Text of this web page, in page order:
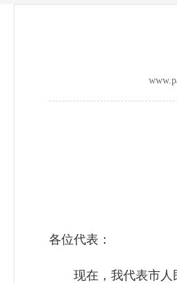
各位代表：
现在，我代表市人民